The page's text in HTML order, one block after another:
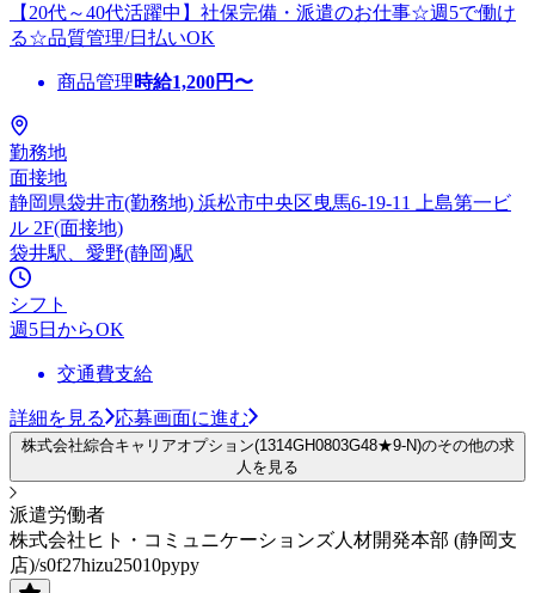
【20代～40代活躍中】社保完備・派遣のお仕事☆週5で働け
る☆品質管理/日払いOK
商品管理時給1,200円〜
勤務地
面接地
静岡県袋井市(勤務地) 浜松市中央区曳馬6-19-11 上島第一ビ
ル 2F(面接地)
袋井駅、愛野(静岡)駅
シフト
週5日からOK
交通費支給
詳細を見る 応募画面に進む
株式会社綜合キャリアオプション(1314GH0803G48★9-N)のその他の求
人を見る
派遣労働者
株式会社ヒト・コミュニケーションズ人材開発本部 (静岡支
店)/s0f27hizu25010pypy